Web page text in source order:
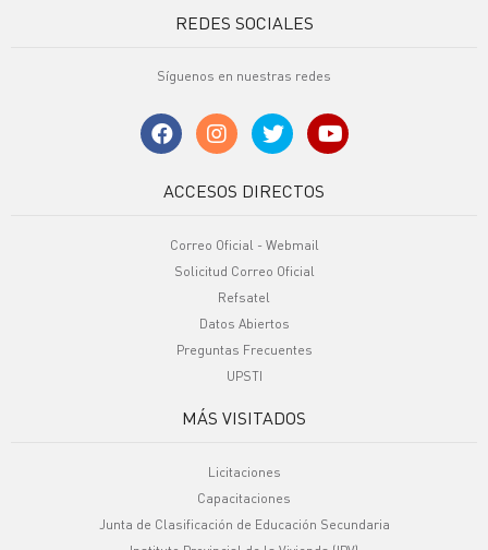
REDES SOCIALES
Síguenos en nuestras redes
ACCESOS DIRECTOS
Correo Oficial - Webmail
Solicitud Correo Oficial
Refsatel
Datos Abiertos
Preguntas Frecuentes
UPSTI
MÁS VISITADOS
Licitaciones
Capacitaciones
Junta de Clasificación de Educación Secundaria